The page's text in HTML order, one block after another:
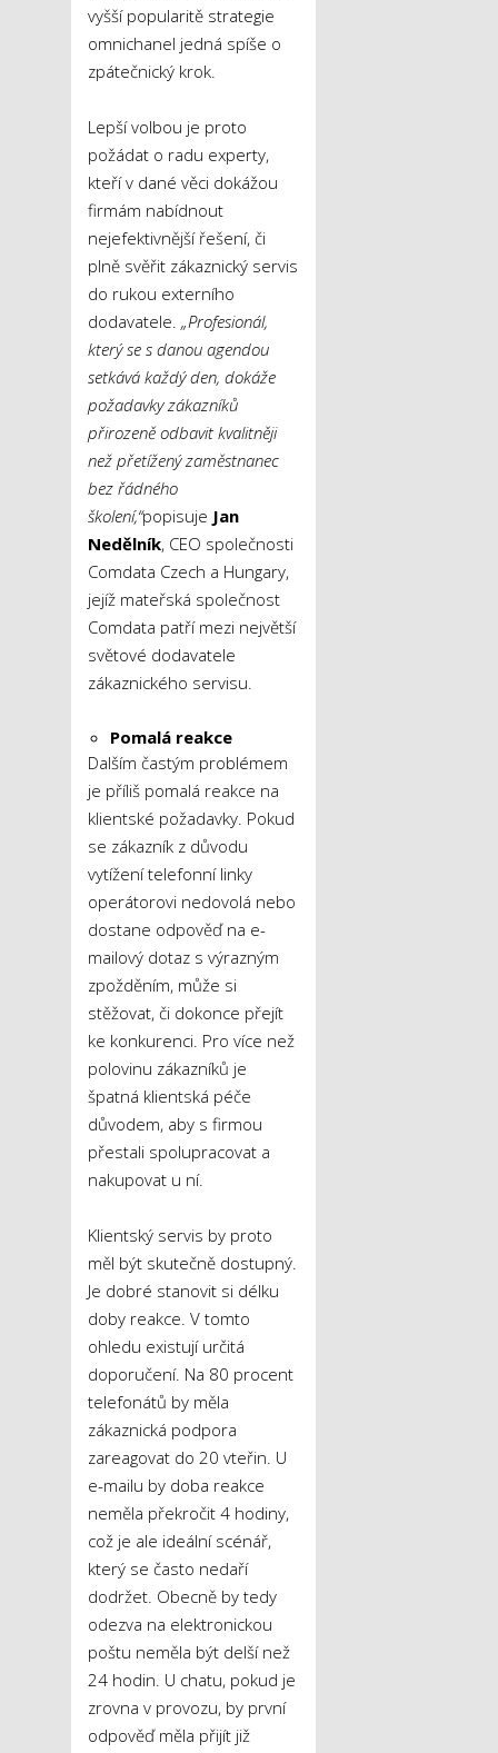
vyšší popularitě strategie
omnichanel jedná spíše o
zpátečnický krok.
Lepší volbou je proto
požádat o radu experty,
kteří v dané věci dokážou
firmám nabídnout
nejefektivnější řešení, či
plně svěřit zákaznický servis
do rukou externího
dodavatele. „Profesionál,
který se s danou agendou
setkává každý den, dokáže
požadavky zákazníků
přirozeně odbavit kvalitněji
než přetížený zaměstnanec
bez řádného
školení,“popisuje Jan
Nedělník, CEO společnosti
Comdata Czech a Hungary,
jejíž mateřská společnost
Comdata patří mezi největší
světové dodavatele
zákaznického servisu.
Pomalá reakce
Dalším častým problémem
je příliš pomalá reakce na
klientské požadavky. Pokud
se zákazník z důvodu
vytížení telefonní linky
operátorovi nedovolá nebo
dostane odpověď na e-
mailový dotaz s výrazným
zpožděním, může si
stěžovat, či dokonce přejít
ke konkurenci. Pro více než
polovinu zákazníků je
špatná klientská péče
důvodem, aby s firmou
přestali spolupracovat a
nakupovat u ní.
Klientský servis by proto
měl být skutečně dostupný.
Je dobré stanovit si délku
doby reakce. V tomto
ohledu existují určitá
doporučení. Na 80 procent
telefonátů by měla
zákaznická podpora
zareagovat do 20 vteřin. U
e-mailu by doba reakce
neměla překročit 4 hodiny,
což je ale ideální scénář,
který se často nedaří
dodržet. Obecně by tedy
odezva na elektronickou
poštu neměla být delší než
24 hodin. U chatu, pokud je
zrovna v provozu, by první
odpověď měla přijít již